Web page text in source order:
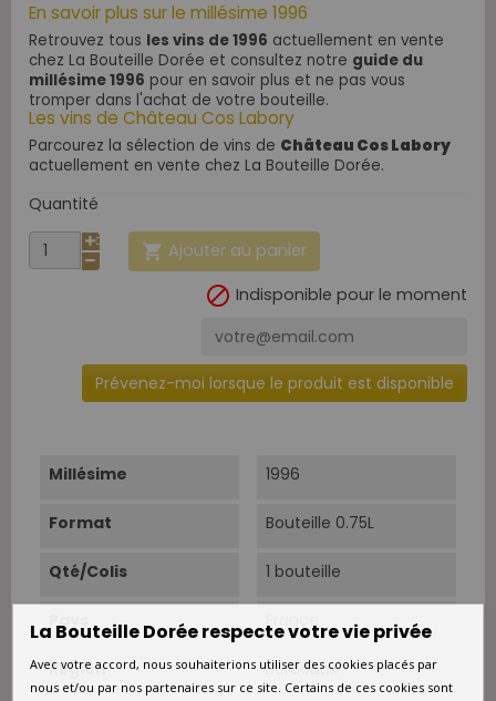
En savoir plus sur le millésime 1996
Retrouvez tous les vins de 1996 actuellement en vente
chez La Bouteille Dorée et consultez notre guide du
millésime 1996 pour en savoir plus et ne pas vous
tromper dans l'achat de votre bouteille.
Les vins de Château Cos Labory
Parcourez la sélection de vins de Château Cos Labory
actuellement en vente chez La Bouteille Dorée.
Quantité
 Ajouter au panier
 Indisponible pour le moment
Prévenez-moi lorsque le produit est disponible
Millésime 1996
Format Bouteille 0.75L
Qté/Colis 1 bouteille
Pays France
Région Bordeaux
La Bouteille Dorée respecte votre vie privée
Avec votre accord, nous souhaiterions utiliser des cookies placés par
nous et/ou par nos partenaires sur ce site. Certains de ces cookies sont